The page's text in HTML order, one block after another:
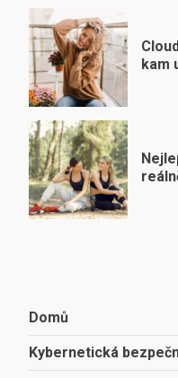
kam
Domů
Kybernetická